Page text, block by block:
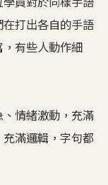
打出各自的手語
有些人動作細
情緒激動，充滿
滿邏輯，字句都